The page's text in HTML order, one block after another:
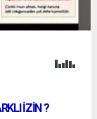
İZİN ?